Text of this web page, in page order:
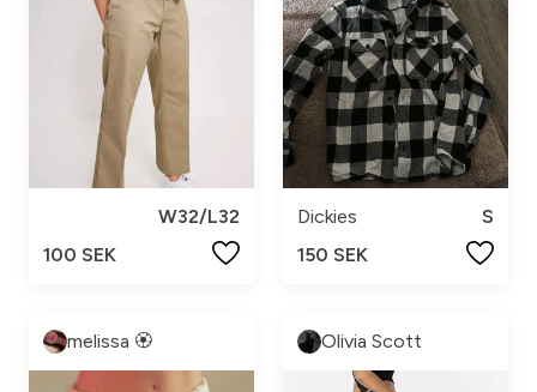
W32/L32
100 SEK
Dickies
S
150 SEK
melissa 🏵️ Olivia Scott